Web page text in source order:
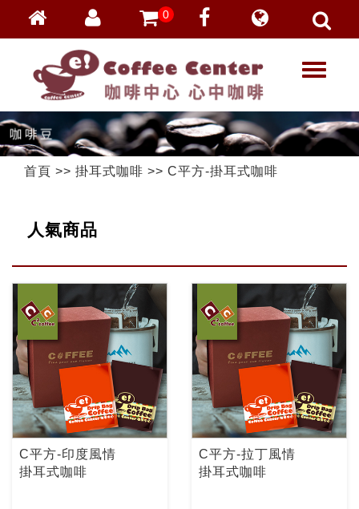
會員登入
忘記密碼
加入會員
VIP登入
VIP申請
0
T
g
l
e
a
t
o
n
首頁 >> 掛耳式咖啡 >> C平方-掛耳式咖啡
人氣商品
C平方-印度風情
掛耳式咖啡
C平方-拉丁風情
掛耳式咖啡